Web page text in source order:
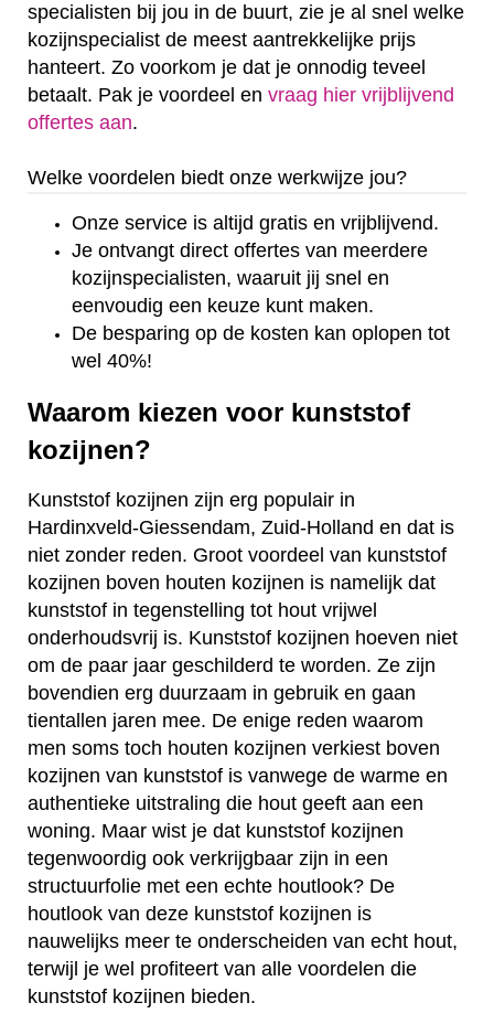
specialisten bij jou in de buurt, zie je al snel welke
kozijnspecialist de meest aantrekkelijke prijs
hanteert. Zo voorkom je dat je onnodig teveel
betaalt. Pak je voordeel en vraag hier vrijblijvend
offertes aan.
Welke voordelen biedt onze werkwijze jou?
Onze service is altijd gratis en vrijblijvend.
Je ontvangt direct offertes van meerdere
kozijnspecialisten, waaruit jij snel en
eenvoudig een keuze kunt maken.
De besparing op de kosten kan oplopen tot
wel 40%!
Waarom kiezen voor kunststof
kozijnen?
Kunststof kozijnen zijn erg populair in
Hardinxveld-Giessendam, Zuid-Holland en dat is
niet zonder reden. Groot voordeel van kunststof
kozijnen boven houten kozijnen is namelijk dat
kunststof in tegenstelling tot hout vrijwel
onderhoudsvrij is. Kunststof kozijnen hoeven niet
om de paar jaar geschilderd te worden. Ze zijn
bovendien erg duurzaam in gebruik en gaan
tientallen jaren mee. De enige reden waarom
men soms toch houten kozijnen verkiest boven
kozijnen van kunststof is vanwege de warme en
authentieke uitstraling die hout geeft aan een
woning. Maar wist je dat kunststof kozijnen
tegenwoordig ook verkrijgbaar zijn in een
structuurfolie met een echte houtlook? De
houtlook van deze kunststof kozijnen is
nauwelijks meer te onderscheiden van echt hout,
terwijl je wel profiteert van alle voordelen die
kunststof kozijnen bieden.